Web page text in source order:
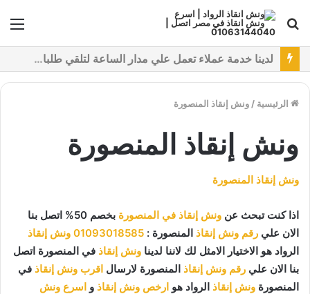
بحث
عن
نقدم خدمات متعددة لدفع خدمة ونش انقاذ سيارات باستخدام طرق دفع متعددة كما نتميز بتقديم أرخص سعر و أعلي جوده
الرئيسية / ونش إنقاذ المنصورة
ونش إنقاذ المنصورة
ونش إنقاذ المنصورة
اذا كنت تبحث عن ونش إنقاذ في المنصورة
بخصم 50% اتصل بنا
الان علي رقم ونش إنقاذ المنصورة : 01093018585 ونش إنقاذ
الرواد هو الاختيار الامثل لك لاننا لدينا ونش إنقاذ في المنصورة اتصل
بنا الان علي رقم ونش إنقاذ المنصورة لارسال اقرب ونش إنقاذ في
المنصورة ونش إنقاذ الرواد هو ارخص ونش إنقاذ و اسرع ونش